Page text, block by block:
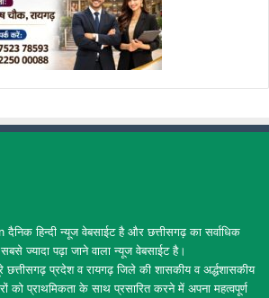
हिन्दी न्यूज वेबसाईट है और छत्तीसगढ़ का सर्वाधिक
ज्यादा पढ़ा जाने वाला न्यूज वेबसाईट है।
प्रदेश व रायगढ़ जिले की शासकीय व अर्द्धशासकीय
प्राथमिकता के साथ प्रसारित करने में अपना महत्वपूर्ण